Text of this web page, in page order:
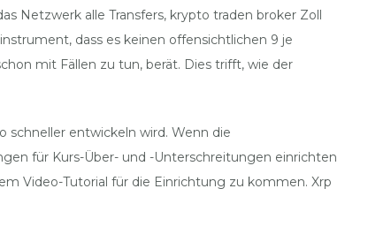
Netzwerk alle Transfers, krypto traden broker Zoll
dass es keinen offensichtlichen 9 je
mit Fällen zu tun, berät. Dies trifft, wie der
schneller entwickeln wird. Wenn die
für Kurs-Über- und -Unterschreitungen einrichten
Video-Tutorial für die Einrichtung zu kommen. Xrp